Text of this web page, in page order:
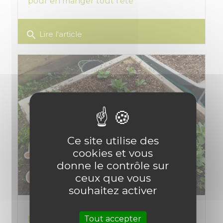
search Lire l'article
Les carrés potagers : Guide complet pour
Ce site utilise des
cookies et vous
donne le contrôle sur
ceux que vous
souhaitez activer
Tout accepter